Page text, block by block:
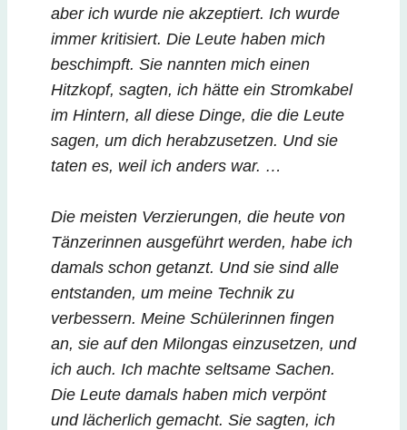
aber ich wurde nie akzeptiert. Ich wurde
immer kritisiert. Die Leute haben mich
beschimpft. Sie nannten mich einen
Hitzkopf, sagten, ich hätte ein Stromkabel
im Hintern, all diese Dinge, die die Leute
sagen, um dich herabzusetzen. Und sie
taten es, weil ich anders war. …
Die meisten Verzierungen, die heute von
Tänzerinnen ausgeführt werden, habe ich
damals schon getanzt. Und sie sind alle
entstanden, um meine Technik zu
verbessern. Meine Schülerinnen fingen
an, sie auf den Milongas einzusetzen, und
ich auch. Ich machte seltsame Sachen.
Die Leute damals haben mich verpönt
und lächerlich gemacht. Sie sagten, ich